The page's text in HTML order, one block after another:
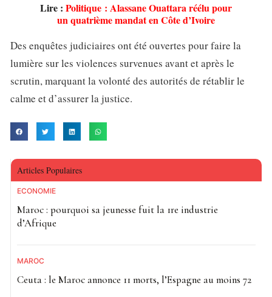
Lire : Politique : Alassane Ouattara réélu pour
un quatrième mandat en Côte d’Ivoire
Des enquêtes judiciaires ont été ouvertes pour faire la
lumière sur les violences survenues avant et après le
scrutin, marquant la volonté des autorités de rétablir le
calme et d’assurer la justice.
Articles Populaires
ECONOMIE
Maroc : pourquoi sa jeunesse fuit la 1re industrie
d’Afrique
MAROC
Ceuta : le Maroc annonce 11 morts, l’Espagne au moins 72